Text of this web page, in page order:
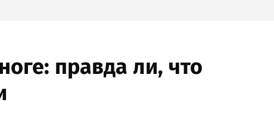
правда ли, что